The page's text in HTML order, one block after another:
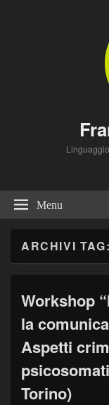
Menu
ARCHIVI TAG:
Workshop
la
Aspetti
Torino)